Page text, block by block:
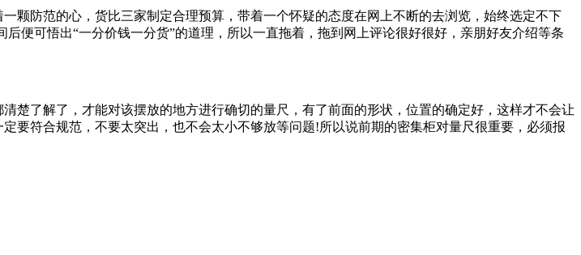
颗防范的心，货比三家制定合理预算，带着一个怀疑的态度在网上不断的去浏览，始终选定不下
便可悟出“一分价钱一分货”的道理，所以一直拖着，拖到网上评论很好很好，亲朋好友介绍等条
楚了解了，才能对该摆放的地方进行确切的量尺，有了前面的形状，位置的确定好，这样才不会让
要符合规范，不要太突出，也不会太小不够放等问题!所以说前期的密集柜对量尺很重要，必须报